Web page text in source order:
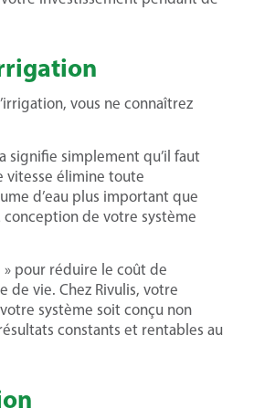
vous ne connaîtrez
signifie simplement qu’il faut
vitesse élimine toute
d’eau plus important que
conception de votre système
» pour réduire le coût de
de vie. Chez Rivulis, votre
système soit conçu non
constants et rentables au